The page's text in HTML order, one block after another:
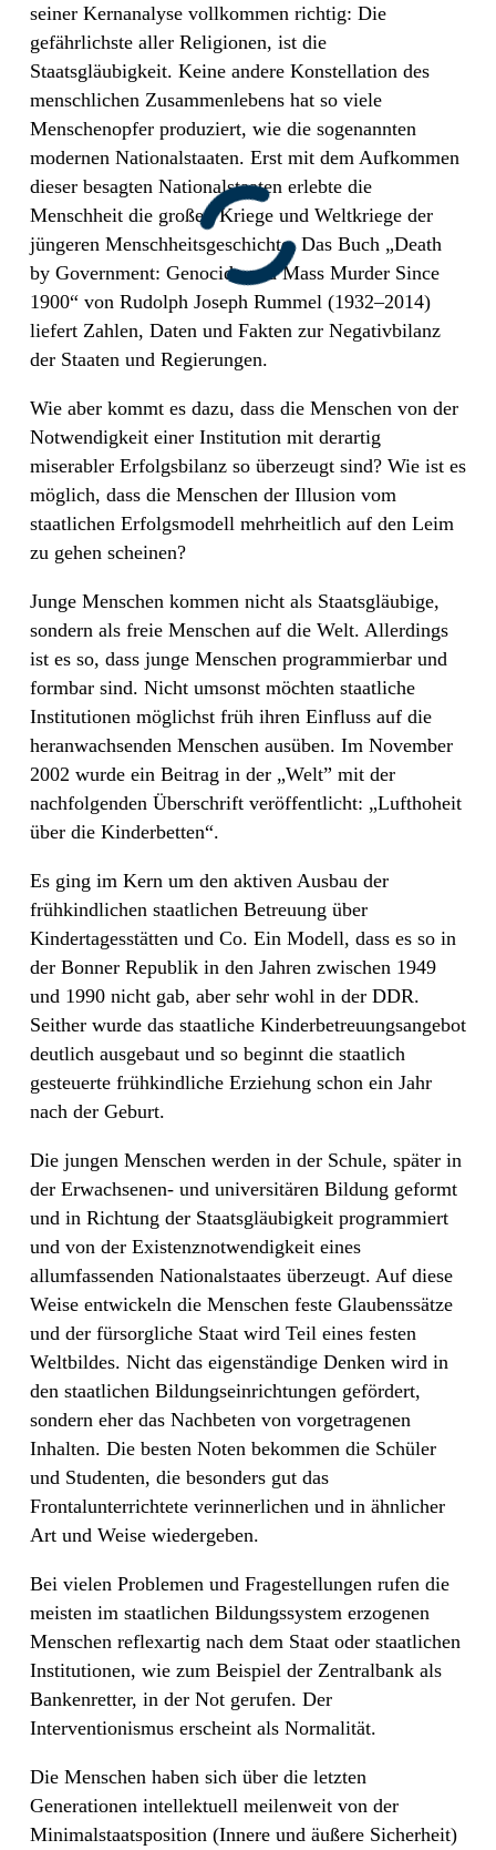
seiner Kernanalyse vollkommen richtig: Die
gefährlichste aller Religionen, ist die
Staatsgläubigkeit. Keine andere Konstellation des
menschlichen Zusammenlebens hat so viele
Menschenopfer produziert, wie die sogenannten
modernen Nationalstaaten. Erst mit dem Aufkommen
dieser besagten Nationalstaaten erlebte die
Menschheit die großen Kriege und Weltkriege der
jüngeren Menschheitsgeschichte. Das Buch „Death
by Government: Genocide and Mass Murder Since
1900“ von Rudolph Joseph Rummel (1932–2014)
liefert Zahlen, Daten und Fakten zur Negativbilanz
der Staaten und Regierungen.
Wie aber kommt es dazu, dass die Menschen von der
Notwendigkeit einer Institution mit derartig
miserabler Erfolgsbilanz so überzeugt sind? Wie ist es
möglich, dass die Menschen der Illusion vom
staatlichen Erfolgsmodell mehrheitlich auf den Leim
zu gehen scheinen?
Junge Menschen kommen nicht als Staatsgläubige,
sondern als freie Menschen auf die Welt. Allerdings
ist es so, dass junge Menschen programmierbar und
formbar sind. Nicht umsonst möchten staatliche
Institutionen möglichst früh ihren Einfluss auf die
heranwachsenden Menschen ausüben. Im November
2002 wurde ein Beitrag in der „Welt” mit der
nachfolgenden Überschrift veröffentlicht: „Lufthoheit
über die Kinderbetten“.
Es ging im Kern um den aktiven Ausbau der
frühkindlichen staatlichen Betreuung über
Kindertagesstätten und Co. Ein Modell, dass es so in
der Bonner Republik in den Jahren zwischen 1949
und 1990 nicht gab, aber sehr wohl in der DDR.
Seither wurde das staatliche Kinderbetreuungsangebot
deutlich ausgebaut und so beginnt die staatlich
gesteuerte frühkindliche Erziehung schon ein Jahr
nach der Geburt.
Die jungen Menschen werden in der Schule, später in
der Erwachsenen- und universitären Bildung geformt
und in Richtung der Staatsgläubigkeit programmiert
und von der Existenznotwendigkeit eines
allumfassenden Nationalstaates überzeugt. Auf diese
Weise entwickeln die Menschen feste Glaubenssätze
und der fürsorgliche Staat wird Teil eines festen
Weltbildes. Nicht das eigenständige Denken wird in
den staatlichen Bildungseinrichtungen gefördert,
sondern eher das Nachbeten von vorgetragenen
Inhalten. Die besten Noten bekommen die Schüler
und Studenten, die besonders gut das
Frontalunterrichtete verinnerlichen und in ähnlicher
Art und Weise wiedergeben.
Bei vielen Problemen und Fragestellungen rufen die
meisten im staatlichen Bildungssystem erzogenen
Menschen reflexartig nach dem Staat oder staatlichen
Institutionen, wie zum Beispiel der Zentralbank als
Bankenretter, in der Not gerufen. Der
Interventionismus erscheint als Normalität.
Die Menschen haben sich über die letzten
Generationen intellektuell meilenweit von der
Minimalstaatsposition (Innere und äußere Sicherheit)